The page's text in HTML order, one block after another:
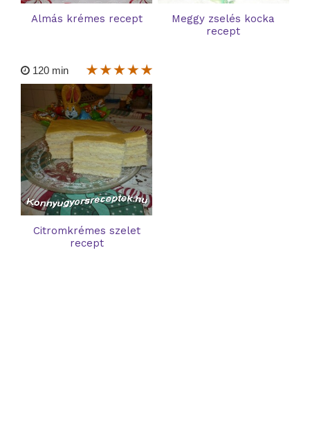
Almás krémes recept
Meggy zselés kocka
recept
120 min
Citromkrémes szelet
recept